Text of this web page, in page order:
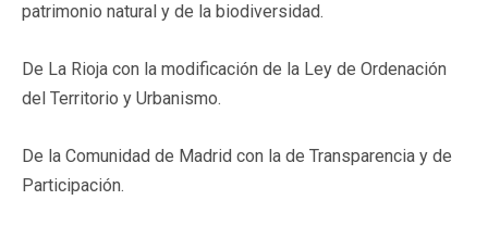
patrimonio natural y de la biodiversidad.
De La Rioja con la modificación de la Ley de Ordenación
del Territorio y Urbanismo.
De la Comunidad de Madrid con la de Transparencia y de
Participación.